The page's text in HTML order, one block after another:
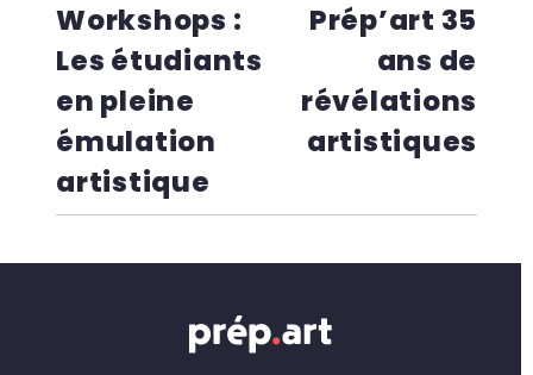
Workshops :
Les étudiants
en pleine
émulation
artistique
Prép’art 35
ans de
révélations
artistiques